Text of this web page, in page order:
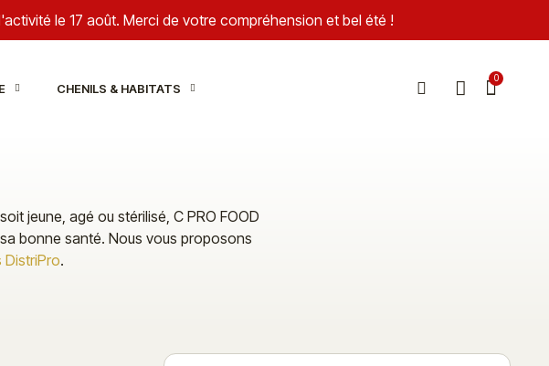
le 17 août. Merci de votre compréhension et bel été !
CHENILS & HABITATS
jeune, agé ou stérilisé, C PRO FOOD
bonne santé. Nous vous proposons
.